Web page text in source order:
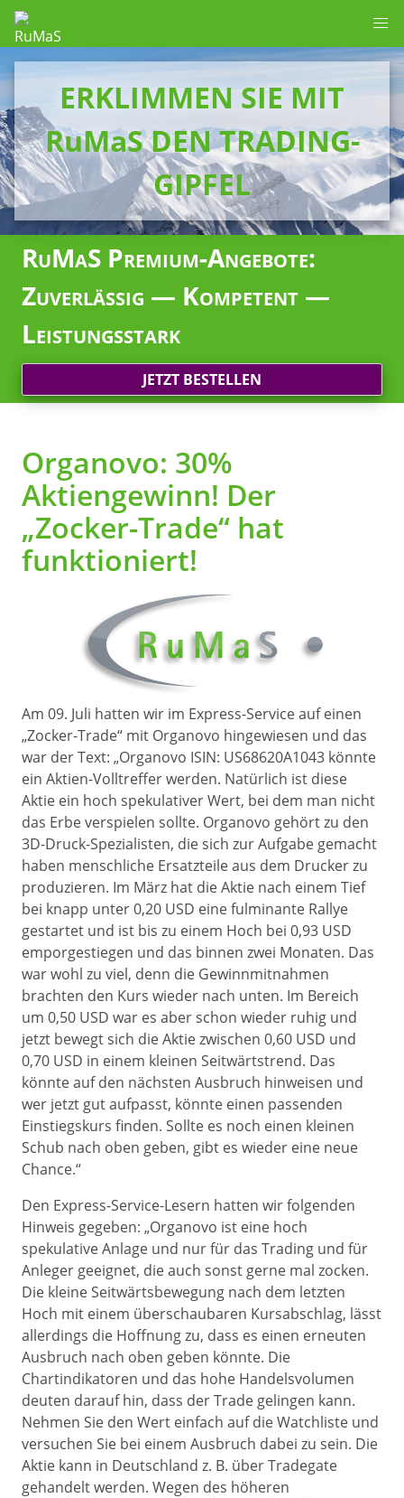
ERKLIMMEN SIE MIT
RuMaS DEN TRADING-
GIPFEL
RuMaS Premium-Angebote:
Zuverlässig — Kompetent —
Leistungsstark
JETZT BESTELLEN
Organovo: 30%
Aktiengewinn! Der
„Zocker-Trade“ hat
funktioniert!
Am 09. Juli hatten wir im Express-Service auf einen
„Zocker-Trade“ mit Organovo hingewiesen und das
war der Text: „Organovo ISIN: US68620A1043 könnte
ein Aktien-Volltreffer werden. Natürlich ist diese
Aktie ein hoch spekulativer Wert, bei dem man nicht
das Erbe verspielen sollte. Organovo gehört zu den
3D-Druck-Spezialisten, die sich zur Aufgabe gemacht
haben menschliche Ersatzteile aus dem Drucker zu
produzieren. Im März hat die Aktie nach einem Tief
bei knapp unter 0,20 USD eine fulminante Rallye
gestartet und ist bis zu einem Hoch bei 0,93 USD
emporgestiegen und das binnen zwei Monaten. Das
war wohl zu viel, denn die Gewinnmitnahmen
brachten den Kurs wieder nach unten. Im Bereich
um 0,50 USD war es aber schon wieder ruhig und
jetzt bewegt sich die Aktie zwischen 0,60 USD und
0,70 USD in einem kleinen Seitwärtstrend. Das
könnte auf den nächsten Ausbruch hinweisen und
wer jetzt gut aufpasst, könnte einen passenden
Einstiegskurs finden. Sollte es noch einen kleinen
Schub nach oben geben, gibt es wieder eine neue
Chance.“
Den Express-Service-Lesern hatten wir folgenden
Hinweis gegeben: „Organovo ist eine hoch
spekulative Anlage und nur für das Trading und für
Anleger geeignet, die auch sonst gerne mal zocken.
Die kleine Seitwärtsbewegung nach dem letzten
Hoch mit einem überschaubaren Kursabschlag, lässt
allerdings die Hoffnung zu, dass es einen erneuten
Ausbruch nach oben geben könnte. Die
Chartindikatoren und das hohe Handelsvolumen
deuten darauf hin, dass der Trade gelingen kann.
Nehmen Sie den Wert einfach auf die Watchliste und
versuchen Sie bei einem Ausbruch dabei zu sein. Die
Aktie kann in Deutschland z. B. über Tradegate
gehandelt werden. Wegen des höheren